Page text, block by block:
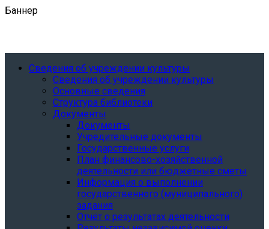
Баннер
Сведения об учреждении культуры
Сведения об учреждении культуры
Основные сведения
Структура библиотеки
Документы
Документы
Учредительные документы
Государственные услуги
План финансово-хозяйственной
деятельности или бюджетные сметы
Информация о выполнении
государственного (муниципального)
задания
Отчёт о результатах деятельности